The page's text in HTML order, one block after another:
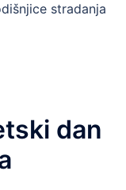
stradanja
dan